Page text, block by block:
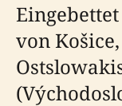
von